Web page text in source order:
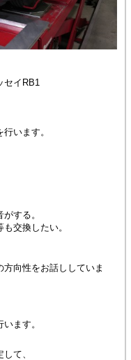
イRB1
います。
する。
交換したい。
向性をお話ししていま
ます。
て、